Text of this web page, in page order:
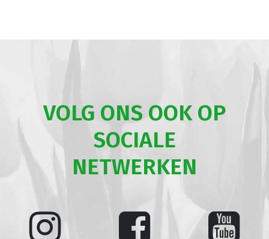
VOLG ONS OOK OP
SOCIALE
NETWERKEN